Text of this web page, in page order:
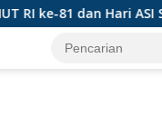
dan Hari ASI Sedunia